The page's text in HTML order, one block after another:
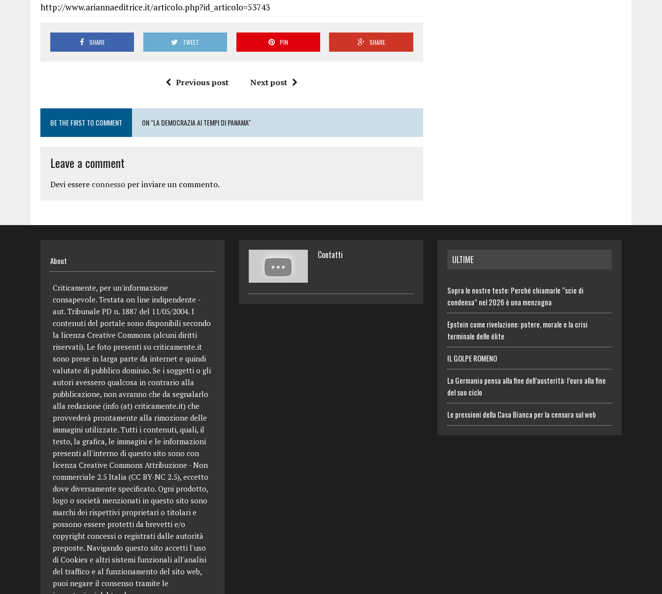
http://www.ariannaeditrice.it/articolo.php?id_articolo=53743
SHARE TWEET PIN SHARE
Previous post Next post
BE THE FIRST TO COMMENT ON "LA DEMOCRAZIA AI TEMPI DI PANAMA"
Leave a comment
Devi essere connesso per inviare un commento.
About
Criticamente, per un'informazione
consapevole. Testata on line indipendente -
aut. Tribunale PD n. 1887 del 11/05/2004. I
contenuti del portale sono disponibili secondo
la licenza Creative Commons (alcuni diritti
riservati). Le foto presenti su criticamente.it
sono prese in larga parte da internet e quindi
valutate di pubblico dominio. Se i soggetti o gli
autori avessero qualcosa in contrario alla
pubblicazione, non avranno che da segnalarlo
alla redazione (info (at) criticamente.it) che
provvederà prontamente alla rimozione delle
immagini utilizzate. Tutti i contenuti, quali, il
testo, la grafica, le immagini e le informazioni
presenti all'interno di questo sito sono con
licenza Creative Commons Attribuzione - Non
commerciale 2.5 Italia (CC BY-NC 2.5), eccetto
dove diversamente specificato. Ogni prodotto,
logo o società menzionati in questo sito sono
marchi dei rispettivi proprietari o titolari e
possono essere protetti da brevetti e/o
copyright concessi o registrati dalle autorità
preposte. Navigando questo sito accetti l'uso
di Cookies e altri sistemi funzionali all'analisi
del traffico e al funzionamento del sito web,
puoi negare il consenso tramite le
Contatti ULTIME
Sopra le nostre teste: Perché chiamarle “scie di
condensa” nel 2026 è una menzogna
Epstein come rivelazione: potere, morale e la crisi
terminale delle élite
IL GOLPE ROMENO
La Germania pensa alla fine dell’austerità: l’euro alla fine
del suo ciclo
Le pressioni della Casa Bianca per la censura sul web